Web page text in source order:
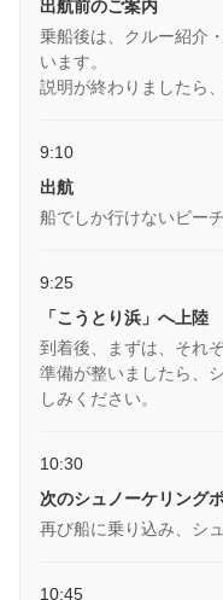
出航前のご案内
乗船後は、クルー紹介
います。
説明が終わりましたら
9:10
出航
船でしか行けないビー
9:25
「こうとり浜」へ上陸
到着後、まずは、それ
準備が整いましたら、
しみください。
10:30
次のシュノーケリング
再び船に乗り込み、シ
10:45